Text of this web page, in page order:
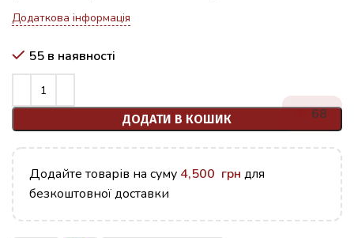
Додаткова інформація
55 в наявності
ДОДАТИ В КОШИК 68
Додайте товарів на суму 4,500 грн для
безкоштовної доставки